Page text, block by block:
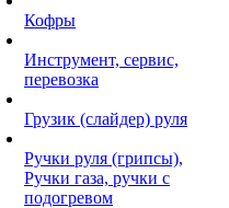
Кофры
Инструмент, сервис,
перевозка
Грузик (слайдер) руля
Ручки руля (грипсы),
Ручки газа, ручки с
подогревом